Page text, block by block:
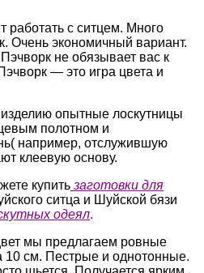
работать с ситцем. Много
Очень экономичный вариант.
не обязывает вас к
— это игра цвета и
опытные лоскутницы
полотном и
например, отслужившую
клеевую основу.
купить заготовки для
ситца и Шуйской бязи
одеял.
мы предлагаем ровные
10 см. Пестрые и однотонные.